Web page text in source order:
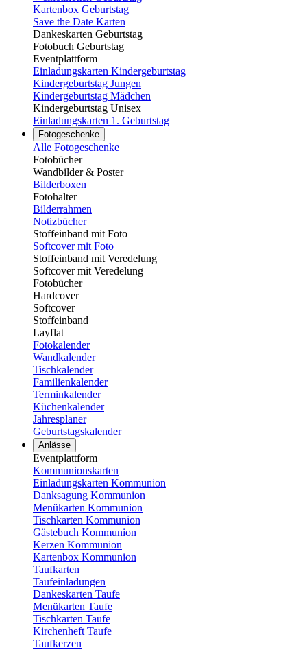
Kartenbox Geburtstag
Save the Date Karten
Dankeskarten Geburtstag
Fotobuch Geburtstag
Eventplattform
Einladungskarten Kindergeburtstag
Kindergeburtstag Jungen
Kindergeburtstag Mädchen
Kindergeburtstag Unisex
Einladungskarten 1. Geburtstag
Fotogeschenke
Alle Fotogeschenke
Fotobücher
Wandbilder & Poster
Bilderboxen
Fotohalter
Bilderrahmen
Notizbücher
Stoffeinband mit Foto
Softcover mit Foto
Stoffeinband mit Veredelung
Softcover mit Veredelung
Fotobücher
Hardcover
Softcover
Stoffeinband
Layflat
Fotokalender
Wandkalender
Tischkalender
Familienkalender
Terminkalender
Küchenkalender
Jahresplaner
Geburtstagskalender
Anlässe
Eventplattform
Kommunionskarten
Einladungskarten Kommunion
Danksagung Kommunion
Menükarten Kommunion
Tischkarten Kommunion
Gästebuch Kommunion
Kerzen Kommunion
Kartenbox Kommunion
Taufkarten
Taufeinladungen
Dankeskarten Taufe
Menükarten Taufe
Tischkarten Taufe
Kirchenheft Taufe
Taufkerzen